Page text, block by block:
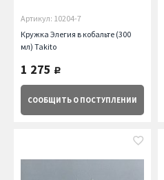
Артикул: 10204-7
Кружка Элегия в кобальте (300
мл) Takito
1 275 руб.
СООБЩИТЬ О ПОСТУПЛЕНИИ